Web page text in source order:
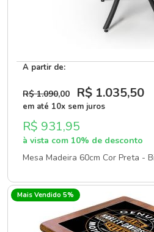
A partir de:
R$ 1.090,00 R$ 1.035,50
em até 10x sem juros
R$ 931,95
à vista com 10% de desconto
Mesa Madeira 60cm Cor Preta -
Mais Vendido 5%